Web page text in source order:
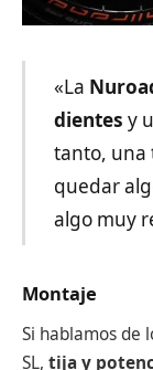
«La
dientes y
tanto, una
quedar
algo muy
Montaje
Si hablamos de
SL, tija y